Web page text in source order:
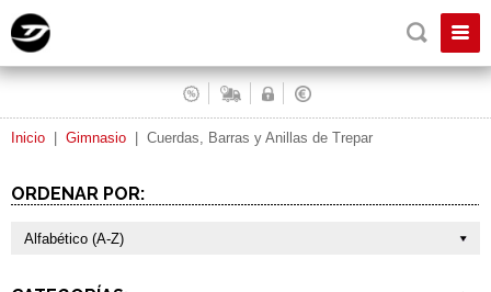
Inicio Gimnasio Cuerdas, Barras y Anillas de Trepar
ORDENAR POR:
Alfabético (A-Z)